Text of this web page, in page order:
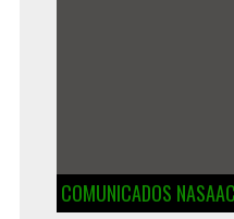
COMUNICADOS